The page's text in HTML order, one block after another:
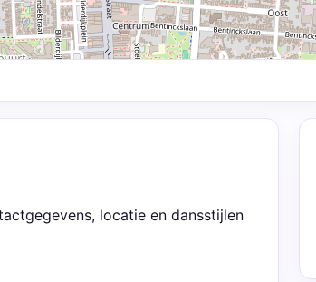
locatie en dansstijlen